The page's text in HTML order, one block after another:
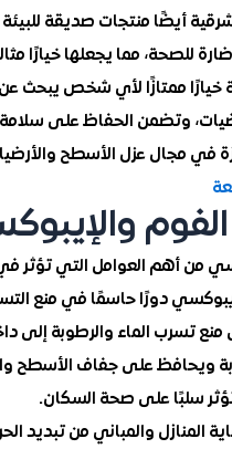
أيضًا منتجات صديقة
للصحة، مما يجعلها خيارًا
ممتازًا لأي شخص يبحث عن
وتضمن الحفاظ على
في مجال عزل الأسطح
الفوم
من أهم العوامل التي تؤثر
دورًا حاسمًا في منع
منع تسرب الماء والرطوبة إلى
ويحافظ على جفاف
سلبًا على صحة السكان.
المنازل والمباني من